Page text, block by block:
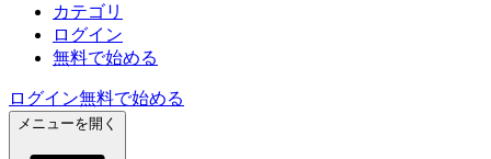
カテゴリ
ログイン
無料で始める
ログイン無料で始める
メニューを開く